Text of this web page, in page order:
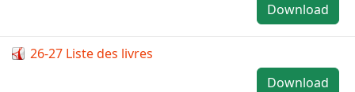
Download
26-27 Liste des livres
Download